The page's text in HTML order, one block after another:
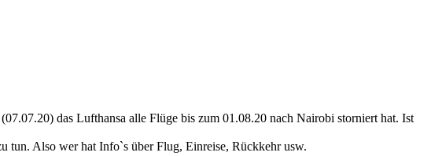
das Lufthansa alle Flüge bis zum 01.08.20 nach Nairobi storniert hat. Ist
tun. Also wer hat Info`s über Flug, Einreise, Rückkehr usw.